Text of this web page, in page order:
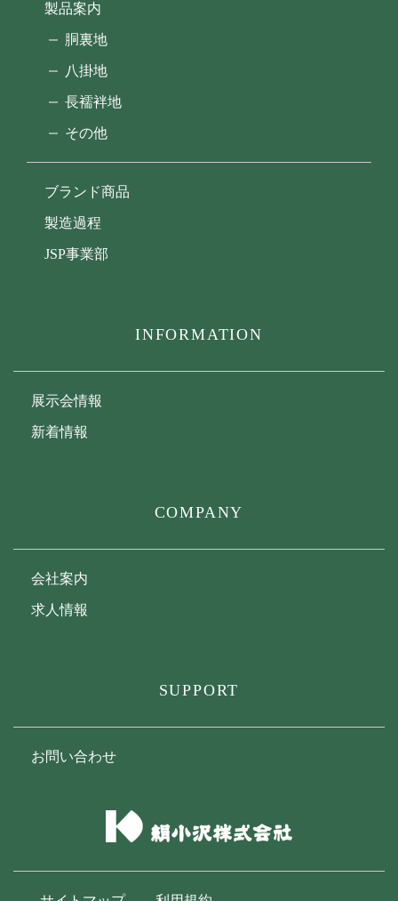
製品案内
胴裏地
八掛地
長襦袢地
その他
ブランド商品
製造過程
JSP事業部
INFORMATION
展示会情報
新着情報
COMPANY
会社案内
求人情報
SUPPORT
お問い合わせ